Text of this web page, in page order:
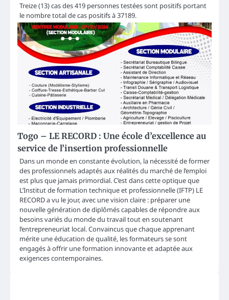
Treize (13) cas des 419 personnes testées sont positifs portant
le nombre total de cas positifs à 37189.
Togo – LE RECORD : Une école d’excellence au
service de l’insertion professionnelle
Dans un monde en constante évolution, la nécessité de former
des professionnels adaptés aux réalités du marché de l’emploi
est plus que jamais primordial. C’est dans cette optique que
L’Institut de formation technique et professionnelle (IFTP) LE
RECORD a vu le jour, avec une vision claire : préparer une
nouvelle génération de diplômés capables de répondre aux
besoins variés du monde du travail tout en soutenant
l’entrepreneuriat local. Convaincus que chaque apprenant
mérite une éducation de qualité, les formateurs se sont
engagés à offrir une formation innovante et adaptée aux
exigences contemporaines.